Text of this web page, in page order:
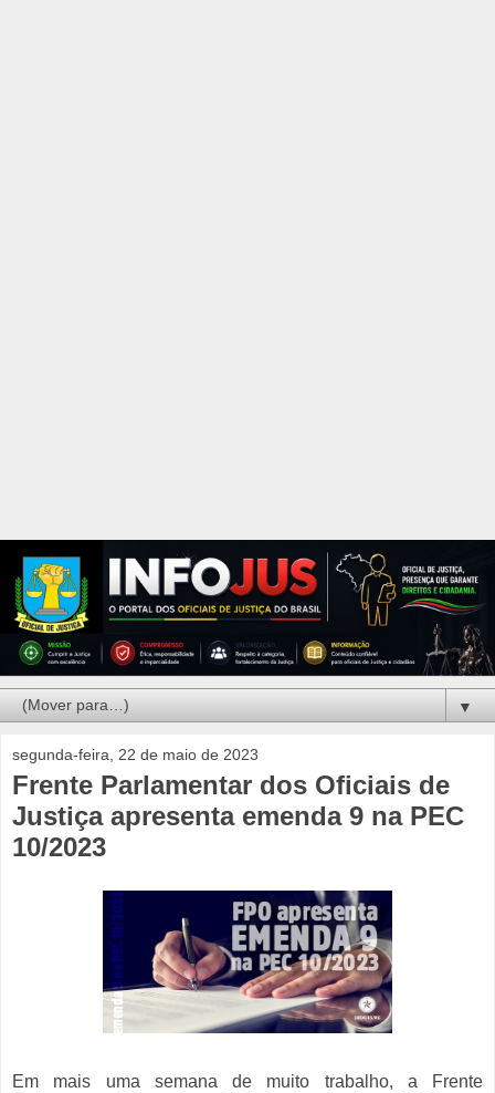
▼
segunda-feira, 22 de maio de 2023
Frente Parlamentar dos Oficiais de
Justiça apresenta emenda 9 na PEC
10/2023
Em mais uma semana de muito trabalho, a Frente